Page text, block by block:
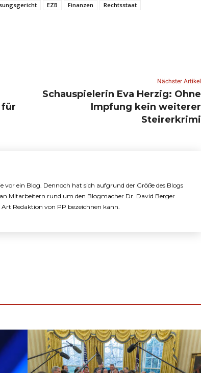
EZB Finanzen Rechtsstaat
für
Nächster Artikel
Schauspielerin Eva Herzig: Ohne
Impfung kein weiterer
Steirerkrimi
vor ein Blog. Dennoch hat sich aufgrund der Größe des Blogs
Mitarbeitern rund um den Blogmacher Dr. David Berger
Redaktion von PP bezeichnen kann.